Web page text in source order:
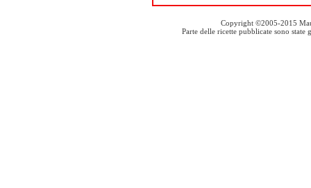
Copyright ©2005-2015
Parte delle ricette pubblicate sono state